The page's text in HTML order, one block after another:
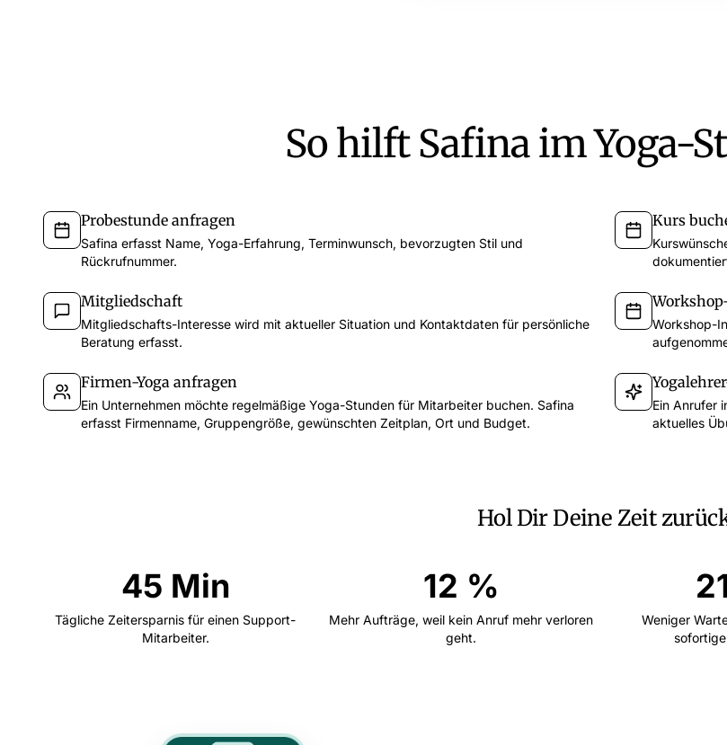
So hilft Safina im Yoga-
Probestunde anfragen
Safina erfasst Name, Yoga-Erfahrung, Terminwunsch, bevorzugten Stil und
Rückrufnummer.
Kurs
Mitgliedschaft
Mitgliedschafts-Interesse wird mit aktueller Situation und Kontaktdaten für persönliche
Beratung erfasst.
Workshop-
Firmen-Yoga anfragen
Ein Unternehmen möchte regelmäßige Yoga-Stunden für Mitarbeiter buchen. Safina
erfasst Firmenname, Gruppengröße, gewünschten Zeitplan, Ort und Budget.
Ein Anrufer
aktuelles
Hol Dir Deine Zeit
45 Min
Tägliche Zeitersparnis für einen Support-
Mitarbeiter.
12 %
Mehr Aufträge, weil kein Anruf mehr verloren
geht.
Weniger